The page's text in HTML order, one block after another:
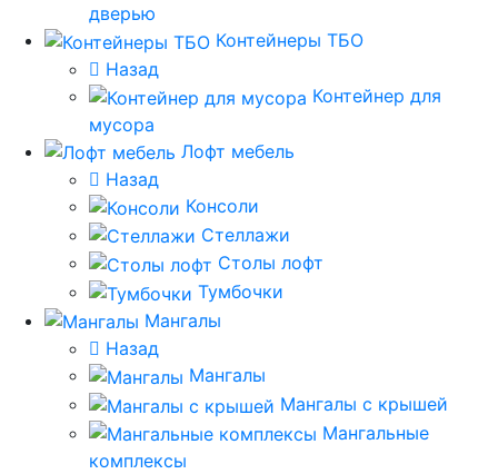
дверью
Контейнеры ТБО
Назад
Контейнер для
мусора
Лофт мебель
Назад
Консоли
Стеллажи
Столы лофт
Тумбочки
Мангалы
Назад
Мангалы
Мангалы с крышей
Мангальные
комплексы